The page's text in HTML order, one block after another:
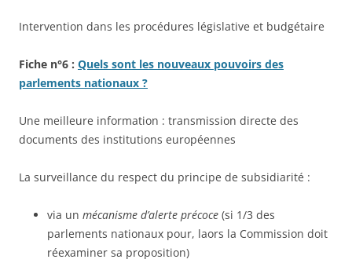
Intervention dans les procédures législative et budgétaire
Fiche n°6 : Quels sont les nouveaux pouvoirs des
parlements nationaux ?
Une meilleure information : transmission directe des
documents des institutions européennes
La surveillance du respect du principe de subsidiarité :
via un mécanisme d’alerte précoce (si 1/3 des
parlements nationaux pour, laors la Commission doit
réexaminer sa proposition)